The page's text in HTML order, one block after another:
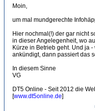
Moin,
um mal mundgerechte
Hier nochmal(!) der gar nicht
in dieser Angelegenheit, wo
Kürze in Betrieb geht. Und ja
ankündigt, dann passiert das
In diesem Sinne
VG
DT5 Online - Seit 2012 die
[www.dt5online.de]